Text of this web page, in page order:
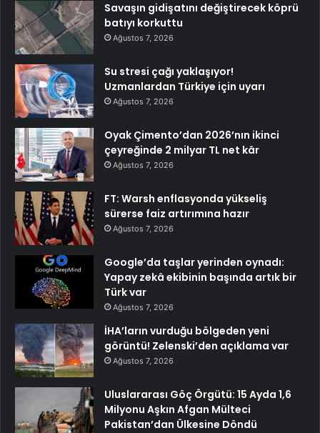
Savaşın gidişatını değiştirecek köprü
batıyı korkuttu
Ağustos 7, 2026
Su stresi çağı yaklaşıyor!
Uzmanlardan Türkiye için uyarı
Ağustos 7, 2026
Oyak Çimento’dan 2026’nın ikinci
çeyreğinde 2 milyar TL net kâr
Ağustos 7, 2026
FT: Warsh enflasyonda yükseliş
sürerse faiz artırımına hazır
Ağustos 7, 2026
Google’da taşlar yerinden oynadı:
Yapay zekâ ekibinin başında artık bir
Türk var
Ağustos 7, 2026
İHA’ların vurduğu bölgeden yeni
görüntü! Zelenski’den açıklama var
Ağustos 7, 2026
Uluslararası Göç Örgütü: 15 Ayda 1,6
Milyonu Aşkın Afgan Mülteci
Pakistan’dan Ülkesine Döndü